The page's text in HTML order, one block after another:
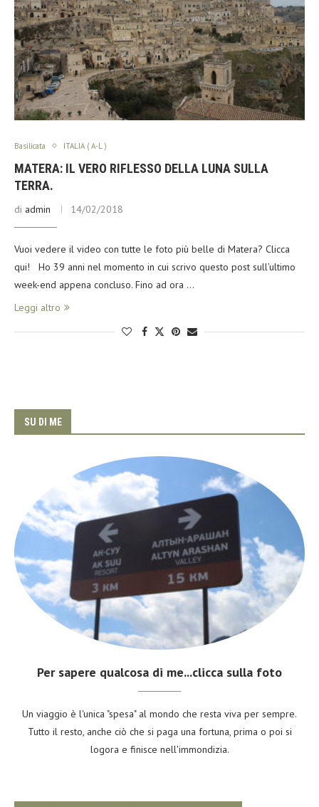
Basilicata ITALIA ( A-L )
MATERA: IL VERO RIFLESSO DELLA LUNA SULLA
TERRA.
di admin 14/02/2018
Vuoi vedere il video con tutte le foto più belle di Matera? Clicca
qui! Ho 39 anni nel momento in cui scrivo questo post sull’ultimo
week-end appena concluso. Fino ad ora …
Leggi altro
SU DI ME
Per sapere qualcosa di me...clicca sulla foto
Un viaggio è l'unica "spesa" al mondo che resta viva per sempre.
Tutto il resto, anche ciò che si paga una fortuna, prima o poi si
logora e finisce nell'immondizia.